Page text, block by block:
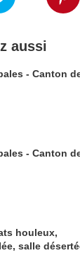
aussi
- Canton
- Canton
houleux,
salle